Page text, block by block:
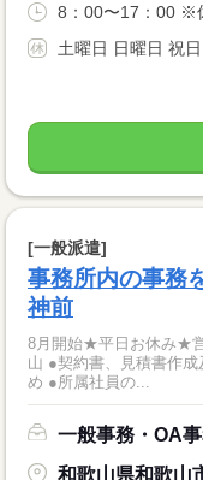
8：00〜17：00 ※
土曜日 日曜日 祝日
[一般派遣]
事務所内の事務
神前
8月開始★平日お休み★
山 ●契約書、見積書作成及びファイリング ●売り上げ実績の取りまと
め ●所属社員の...
一般事務・OA
和歌山県和歌山